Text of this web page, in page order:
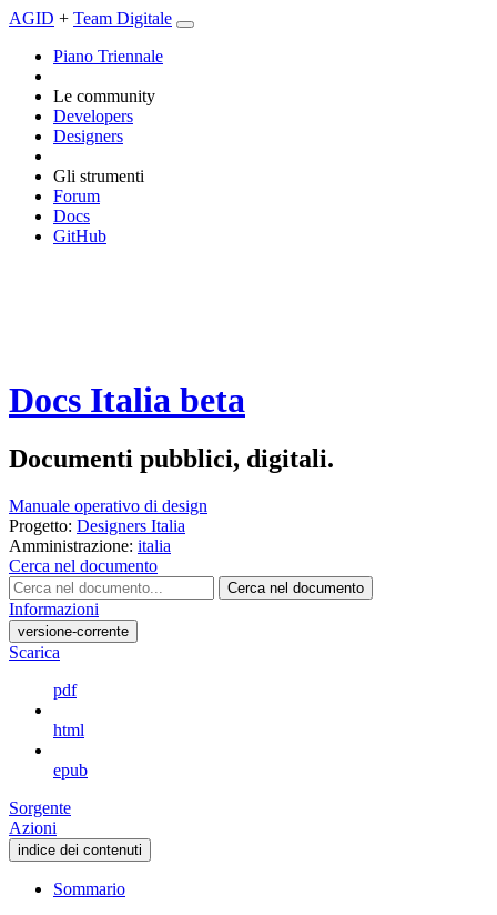
AGID + Team Digitale
Piano Triennale
Le community
Developers
Designers
Gli strumenti
Forum
Docs
GitHub
Docs Italia beta
Documenti pubblici, digitali.
Manuale operativo di design
Progetto: Designers Italia
Amministrazione: italia
Cerca nel documento
Cerca nel documento
Informazioni
versione-corrente
Scarica
pdf
html
epub
Sorgente
Azioni
indice dei contenuti
Sommario